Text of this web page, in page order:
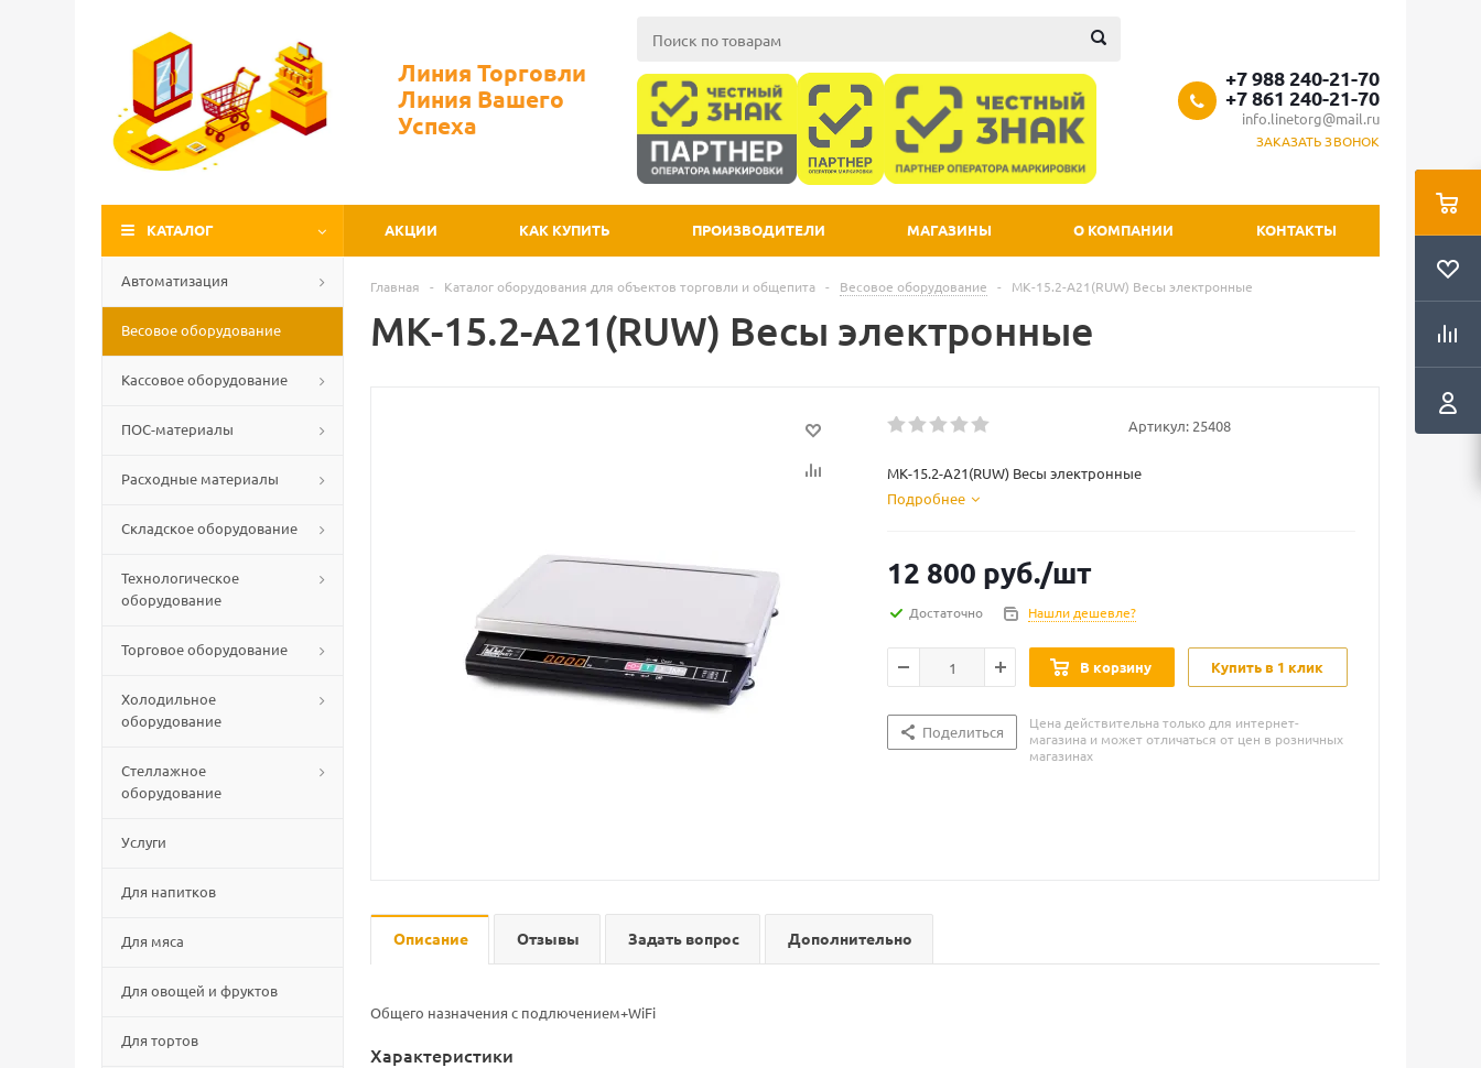
Линия Торговли
Линия Вашего
Успеха
+7 988 240-21-70
+7 861 240-21-70
info.linetorg@mail.ru
ЗАКАЗАТЬ ЗВОНОК
КАТАЛОГ АКЦИИ КАК КУПИТЬ ПРОИЗВОДИТЕЛИ МАГАЗИНЫ О КОМПАНИИ КОНТАКТЫ
Автоматизация
Весовое оборудование
Кассовое оборудование
ПОС-материалы
Расходные материалы
Складское оборудование
Технологическое
оборудование
Торговое оборудование
Холодильное
оборудование
Стеллажное
оборудование
Услуги
Для напитков
Для мяса
Для овощей и фруктов
Для тортов
Главная - Каталог оборудования для объектов торговли и общепита - Весовое оборудование - МК-15.2-А21(RUW) Весы электронные
МК-15.2-А21(RUW) Весы электронные
Артикул: 25408
МК-15.2-А21(RUW) Весы электронные
Подробнее
12 800 руб./шт
Достаточно Нашли дешевле?
В корзину Купить в 1 клик
Поделиться
Цена действительна только для интернет-
магазина и может отличаться от цен в розничных
магазинах
Описание Отзывы Задать вопрос Дополнительно
Общего назначения с подлючением+WiFi
Характеристики